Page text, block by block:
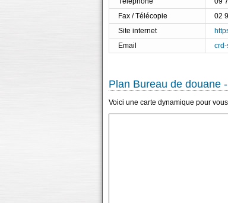
Fax / Télécopie
02
Site internet
Email
Plan Bureau de douane
Voici une carte dynamique pour